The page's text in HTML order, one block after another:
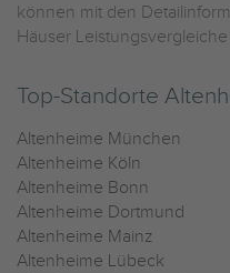
können mit den
Häuser
Top-Standorte
Altenheime München
Altenheime Köln
Altenheime Bonn
Altenheime Dortmund
Altenheime Mainz
Altenheime Lübeck